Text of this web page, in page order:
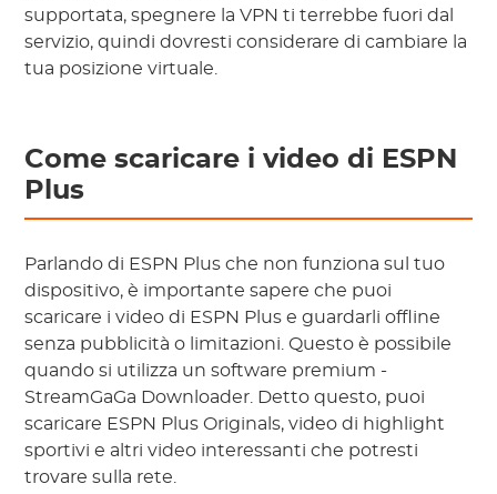
supportata, spegnere la VPN ti terrebbe fuori dal
servizio, quindi dovresti considerare di cambiare la
tua posizione virtuale.
Come scaricare i video di ESPN
Plus
Parlando di ESPN Plus che non funziona sul tuo
dispositivo, è importante sapere che puoi
scaricare i video di ESPN Plus e guardarli offline
senza pubblicità o limitazioni. Questo è possibile
quando si utilizza un software premium -
StreamGaGa Downloader. Detto questo, puoi
scaricare ESPN Plus Originals, video di highlight
sportivi e altri video interessanti che potresti
trovare sulla rete.